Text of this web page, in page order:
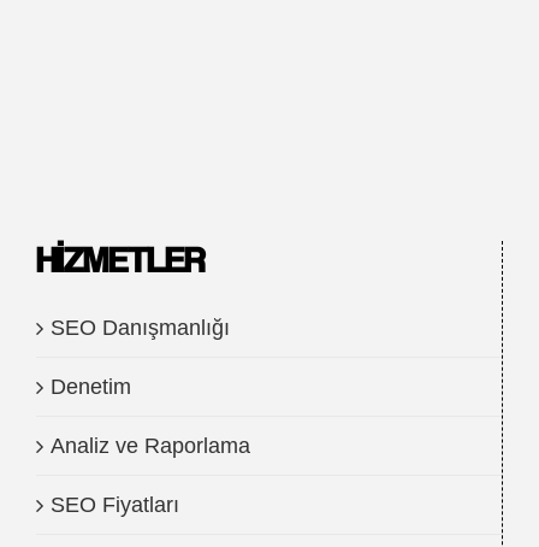
HIZMETLER
SEO Danışmanlığı
Denetim
Analiz ve Raporlama
SEO Fiyatları